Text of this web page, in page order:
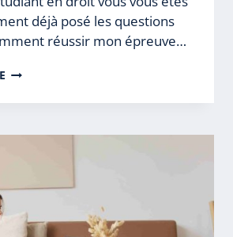
déjà posé les questions
réussir mon épreuve…
PARTIELS
DROIT
7
RÉUSSIR